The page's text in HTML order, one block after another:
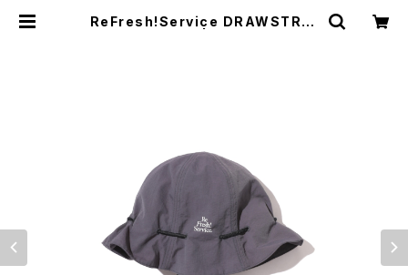
ReFresh!Service DRAWSTRIN